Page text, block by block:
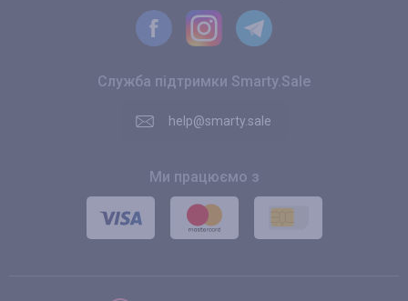
Служба підтримки Smarty.Sale
help@smarty.sale
Ми працюємо з